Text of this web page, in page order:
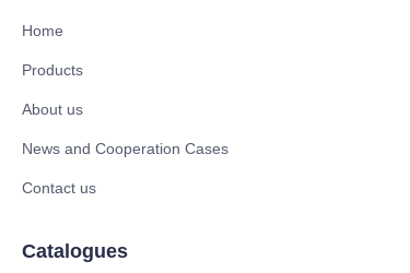
Home
Products
About us
News and Cooperation Cases
Contact us
Catalogues